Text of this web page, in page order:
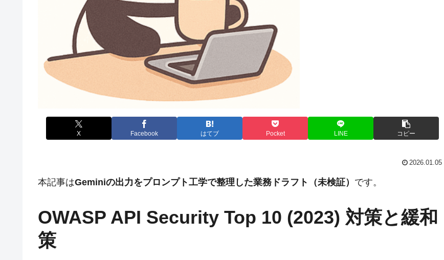
X Facebook はてブ Pocket LINE コピー
2026.01.05
本記事はGeminiの出力をプロンプト工学で整理した業務ドラフト（未検証） です。
OWASP API Security Top 10 (2023) 対策と緩和
策